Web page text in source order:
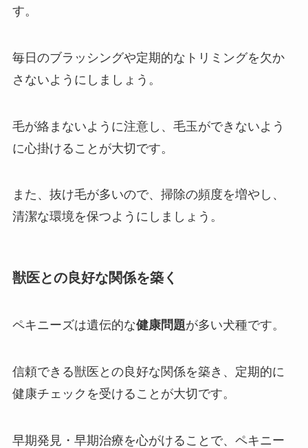
す。
毎日のブラッシングや定期的なトリミングを欠か
さないようにしましょう。
毛が絡まないように注意し、毛玉ができないよう
に心掛けることが大切です。
また、抜け毛が多いので、掃除の頻度を増やし、
清潔な環境を保つようにしましょう。
獣医との良好な関係を築く
ペキニーズは遺伝的な健康問題が多い犬種です。
信頼できる獣医との良好な関係を築き、定期的に
健康チェックを受けることが大切です。
早期発見・早期治療を心がけることで、ペキニー